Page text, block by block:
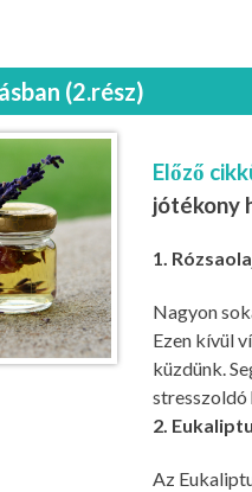
(2.rész)
Előző
jótékony
1.
Nagyon
Ezen kívül
küzdünk.
stresszoldó
2.
Az